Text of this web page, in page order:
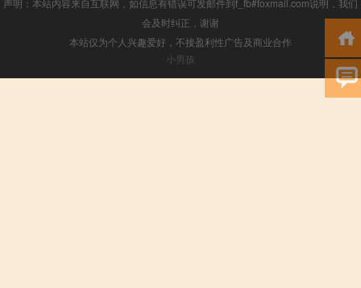
声明：本站内容来自互联网，如信息有错误可发邮件到f_fb#foxmail.com说明，我们
会及时纠正，谢谢
本站仅为个人兴趣爱好，不接盈利性广告及商业合作
小男孩